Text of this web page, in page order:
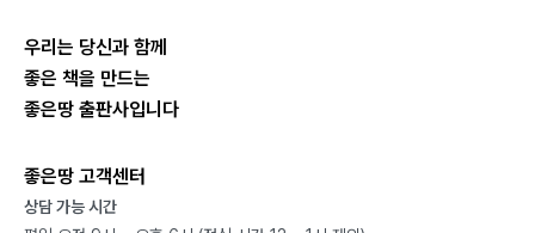
우리는 당신과 함께
좋은 책을 만드는
좋은땅 출판사입니다
좋은땅 고객센터
상담 가능 시간